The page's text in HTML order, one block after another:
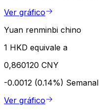
Ver gráfico
Yuan renminbi chino
1 HKD equivale a
0,860120 CNY
-0.0012 (0.14%) Semanal
Ver gráfico